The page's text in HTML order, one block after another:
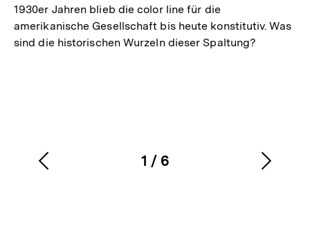
1930er Jahren blieb die color line für die
amerikanische Gesellschaft bis heute konstitutiv. Was
sind die historischen Wurzeln dieser Spaltung?
Karussellinhalt
1
von
/ 6
Vorherigen